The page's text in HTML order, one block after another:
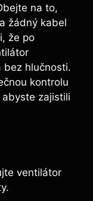
na to,
žádný kabel
že po
bez hlučnosti.
kontrolu
zajistili
ventilátor